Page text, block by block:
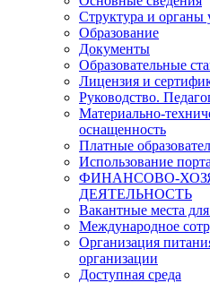
Структура и органы
Образование
Документы
Образовательные
Лицензия и
Руководство.
Материально-
оснащенность
Платные
Использование
ФИНАНСОВО-
ДЕЯТЕЛЬНОСТЬ
Вакантные места
Международное
Организация
организации
Доступная среда